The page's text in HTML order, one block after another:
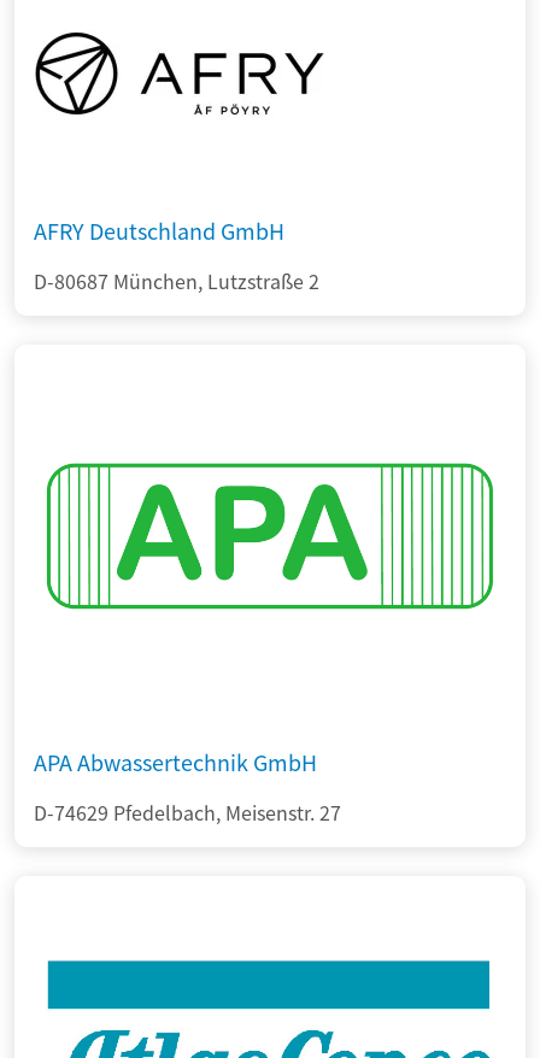
AFRY Deutschland GmbH
D-80687 München, Lutzstraße 2
APA Abwassertechnik GmbH
D-74629 Pfedelbach, Meisenstr. 27